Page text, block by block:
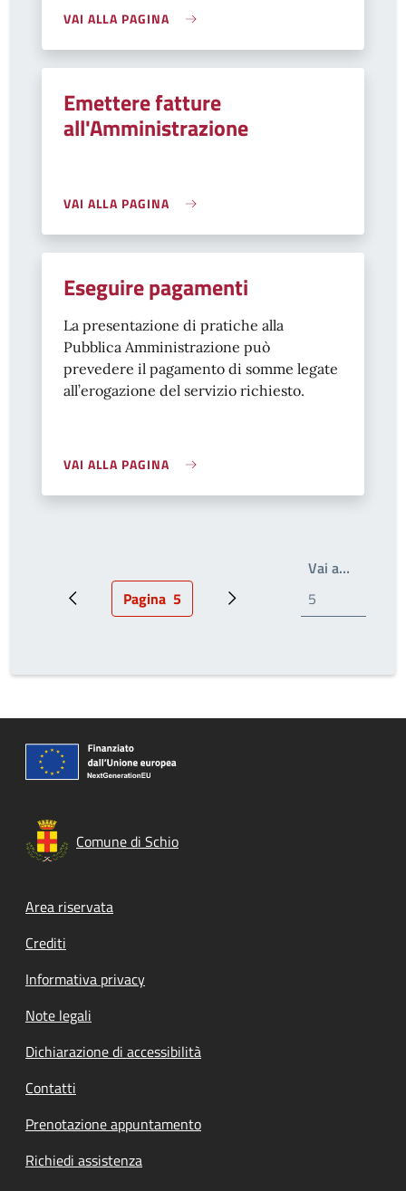
VAI ALLA PAGINA
Emettere fatture
all'Amministrazione
VAI ALLA PAGINA
Eseguire pagamenti
La presentazione di pratiche alla
Pubblica Amministrazione può
prevedere il pagamento di somme legate
all’erogazione del servizio richiesto.
VAI ALLA PAGINA
Pagina precedentePagina attuale
Pagina 5 Prossima pagina
Vai a…
Comune di Schio
Footer menu
Area riservata
Crediti
Informativa privacy
Note legali
Dichiarazione di accessibilità
Contatti
Prenotazione appuntamento
Richiedi assistenza